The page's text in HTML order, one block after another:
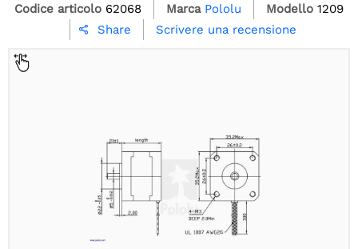
Codice articolo 62068 Marca Pololu Modello 1209
 Share Scrivere una recensione